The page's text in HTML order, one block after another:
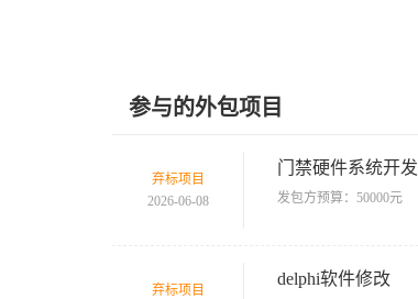
参与的外包项目
弃标项目
2026-06-08
门禁硬件系统开发
发包方预算：50000元
弃标项目
delphi软件修改